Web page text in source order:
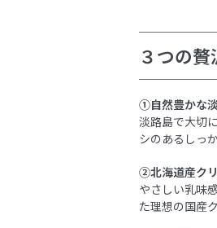
３つの
①自然豊かな
淡路島で大切
シのあるしっ
②北海道産ク
やさしい乳味
た理想の国産